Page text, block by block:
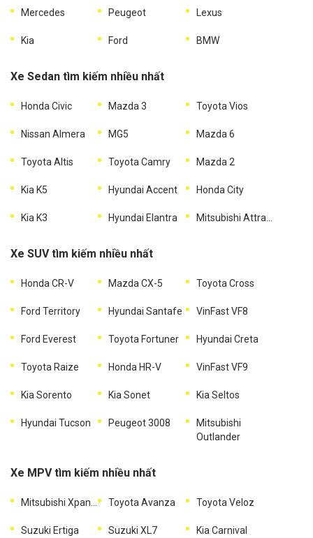
Mercedes Peugeot Lexus
Kia Ford BMW
Xe Sedan tìm kiếm nhiều nhất
Honda Civic Mazda 3 Toyota Vios
Nissan Almera MG5 Mazda 6
Toyota Altis Toyota Camry Mazda 2
Kia K5 Hyundai Accent Honda City
Kia K3 Hyundai Elantra
Xe SUV tìm kiếm nhiều nhất
Honda CR-V Mazda CX-5 Toyota Cross
Ford Territory Hyundai Santafe VinFast VF8
Ford Everest Toyota Fortuner Hyundai Creta
Toyota Raize Honda HR-V VinFast VF9
Kia Sorento Kia Sonet Kia Seltos
Hyundai Tucson Peugeot 3008
Mitsubishi
Outlander
Xe MPV tìm kiếm nhiều nhất
Toyota Avanza Toyota Veloz
Suzuki Ertiga Suzuki XL7 Kia Carnival